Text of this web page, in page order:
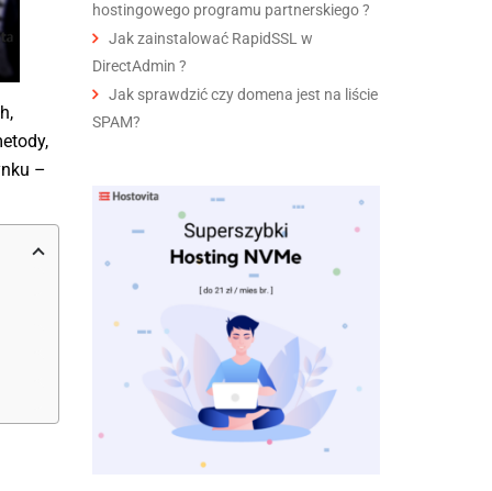
–
hostingowego programu partnerskiego ?
Jak zainstalować RapidSSL w
DirectAdmin ?
Jak sprawdzić czy domena jest na liście
SPAM?